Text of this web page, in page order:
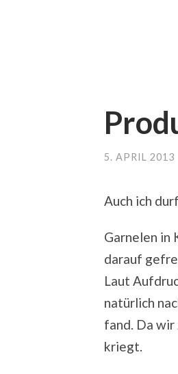
5. APRIL 2013
Auch ich
Garnelen in
darauf
Laut
natürlich
fand. Da wir
kriegt.